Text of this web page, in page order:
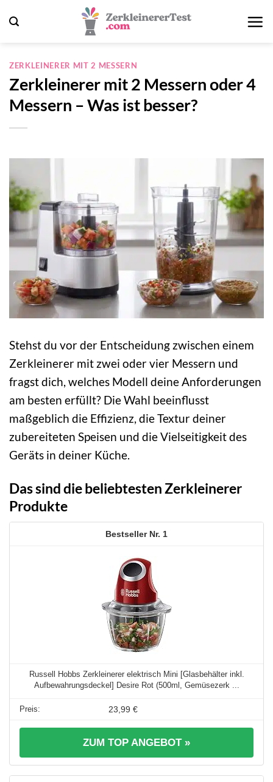
Inhalt
ZERKLEINERER MIT 2 MESSERN
Zerkleinerer mit 2 Messern oder 4
Messern – Was ist besser?
Stehst du vor der Entscheidung zwischen einem
Zerkleinerer mit zwei oder vier Messern und
fragst dich, welches Modell deine Anforderungen
am besten erfüllt? Die Wahl beeinflusst
maßgeblich die Effizienz, die Textur deiner
zubereiteten Speisen und die Vielseitigkeit des
Geräts in deiner Küche.
Das sind die beliebtesten Zerkleinerer
Produkte
1
Russell Hobbs Zerkleinerer elektrisch Mini [Glasbehälter inkl.
Aufbewahrungsdeckel] Desire Rot (500ml, Gemüsezerk ...
23,99 €
ZUM TOP ANGEBOT »